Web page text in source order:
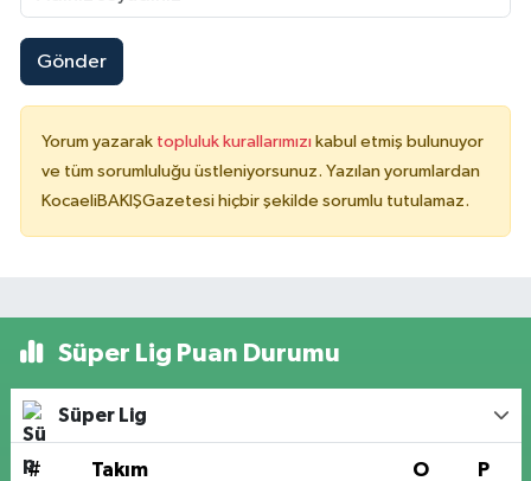
Gönder
Yorum yazarak topluluk kurallarımızı kabul etmiş bulunuyor
ve tüm sorumluluğu üstleniyorsunuz. Yazılan yorumlardan
KocaeliBAKIŞGazetesi hiçbir şekilde sorumlu tutulamaz.
Süper Lig Puan Durumu
Süper Lig
# Takım O P